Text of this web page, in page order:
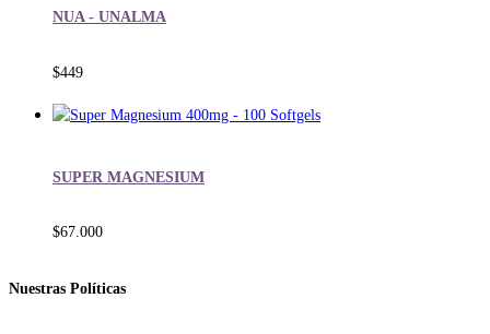
NUA - UNALMA
$449
SUPER MAGNESIUM
$67.000
Nuestras Políticas